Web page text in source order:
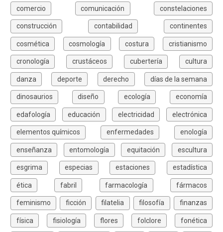
comercio comunicación constelaciones
construcción contabilidad continentes
cosmética cosmología costura cristianismo
cronología crustáceos cubertería cultura
danza deporte derecho días de la semana
dinosaurios diseño ecología economía
edafología educación electricidad electrónica
elementos químicos enfermedades enología
enseñanza entomología equitación escultura
esgrima especias estaciones estadística
ética fabril farmacología fármacos
feminismo ficción filatelia filosofía finanzas
física fisiología flores folclore fonética